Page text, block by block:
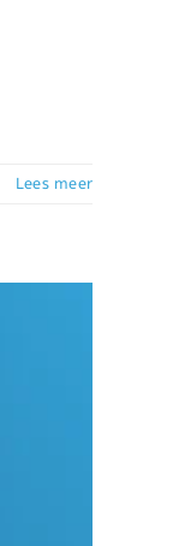
Lees meer